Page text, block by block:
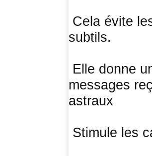
Cela évite
subtils.
Elle donne
messages
astraux
Stimule les